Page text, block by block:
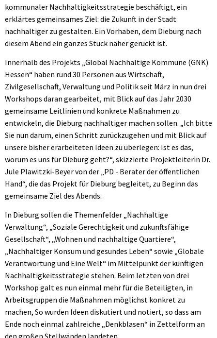
kommunaler Nachhaltigkeitsstrategie beschäftigt, ein
erklärtes gemeinsames Ziel: die Zukunft in der Stadt
nachhaltiger zu gestalten. Ein Vorhaben, dem Dieburg nach
diesem Abend ein ganzes Stück näher gerückt ist.
Innerhalb des Projekts „Global Nachhaltige Kommune (GNK)
Hessen“ haben rund 30 Personen aus Wirtschaft,
Zivilgesellschaft, Verwaltung und Politik seit März in nun drei
Workshops daran gearbeitet, mit Blick auf das Jahr 2030
gemeinsame Leitlinien und konkrete Maßnahmen zu
entwickeln, die Dieburg nachhaltiger machen sollen. „Ich bitte
Sie nun darum, einen Schritt zurückzugehen und mit Blick auf
unsere bisher erarbeiteten Ideen zu überlegen: Ist es das,
worum es uns für Dieburg geht?“, skizzierte Projektleiterin Dr.
Jule Plawitzki-Beyer von der „PD - Berater der öffentlichen
Hand“, die das Projekt für Dieburg begleitet, zu Beginn das
gemeinsame Ziel des Abends.
In Dieburg sollen die Themenfelder „Nachhaltige
Verwaltung“, „Soziale Gerechtigkeit und zukunftsfähige
Gesellschaft“, „Wohnen und nachhaltige Quartiere“,
„Nachhaltiger Konsum und gesundes Leben“ sowie „Globale
Verantwortung und Eine Welt“ im Mittelpunkt der künftigen
Nachhaltigkeitsstrategie stehen. Beim letzten von drei
Workshop galt es nun einmal mehr für die Beteiligten, in
Arbeitsgruppen die Maßnahmen möglichst konkret zu
machen, So wurden Ideen diskutiert und notiert, so dass am
Ende noch einmal zahlreiche „Denkblasen“ in Zettelform an
den großen Stellwänden landeten.